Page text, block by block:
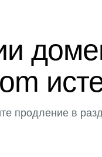
продление в